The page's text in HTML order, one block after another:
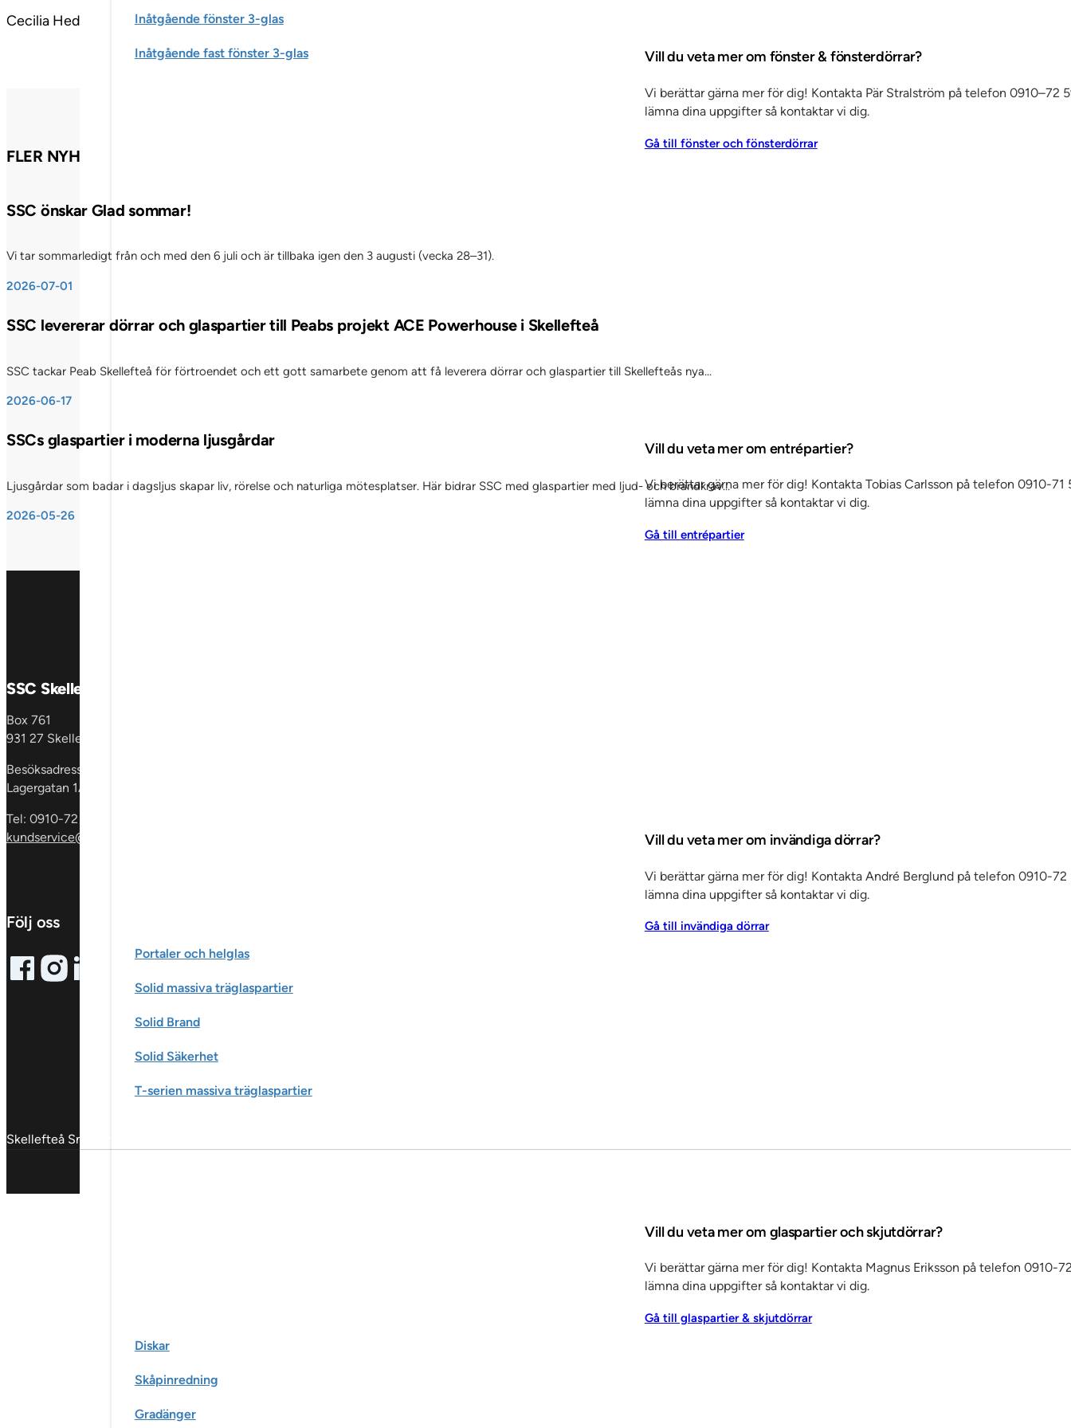
Inåtgående fönster 3-glas
Inåtgående fast fönster 3-glas Vill du veta mer om fönster & fönsterdörrar?
Vi berättar gärna mer för dig! Kontakta Pär Stralström på telefon 0910–72
lämna dina uppgifter så kontaktar vi dig.
Gå till fönster och fönsterdörrar
Vill du veta mer om entrépartier?
Vi berättar gärna mer för dig! Kontakta Tobias Carlsson på telefon 0910-71
lämna dina uppgifter så kontaktar vi dig.
Gå till entrépartier
Vill du veta mer om invändiga dörrar?
Vi berättar gärna mer för dig! Kontakta André Berglund på telefon 0910-72
lämna dina uppgifter så kontaktar vi dig.
Gå till invändiga dörrar
Portaler och helglas
Solid massiva träglaspartier
Solid Brand
Solid Säkerhet
T-serien massiva träglaspartier
Vill du veta mer om glaspartier och skjutdörrar?
Vi berättar gärna mer för dig! Kontakta Magnus Eriksson på telefon 0910-
lämna dina uppgifter så kontaktar vi dig.
Gå till glaspartier & skjutdörrar
Diskar
Skåpinredning
Gradänger
Cecilia Hedlund tillträdde sin nya tjänst den 31 oktober 2022
FLER NYHETSINLÄGG
SSC önskar Glad sommar!
Vi tar sommarledigt från och med den 6 juli och är tillbaka igen den 3 augusti (vecka 28–31).
2026-07-01
SSC levererar dörrar och glaspartier till Peabs projekt ACE Powerhouse i Skellefteå
SSC tackar Peab Skellefteå för förtroendet och ett gott samarbete genom att få leverera dörrar och glaspartier till Skellefteås nya…
2026-06-17
SSCs glaspartier i moderna ljusgårdar
Ljusgårdar som badar i dagsljus skapar liv, rörelse och naturliga mötesplatser. Här bidrar SSC med glaspartier med ljud- och brandkrav…
2026-05-26
SSC Skellefteå AB
Box 761
931 27 Skellefteå
Besöksadress:
Lagergatan 1A
Tel: 0910-72 59 00
kundservice@sscgroup.se
Följ oss
Follow me on Facebook
Follow me on X
Follow me on LinkedIn
Skellefteå Snickericentral © 2025